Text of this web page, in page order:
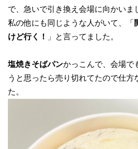
で、急いで引き換え会場に向かいま
私の他にも同じような人がいて、「
けど行く！
」と言ってました。
塩焼きそばパンかっこんで、会場で
うと思ったら売り切れてたので仕方
た。